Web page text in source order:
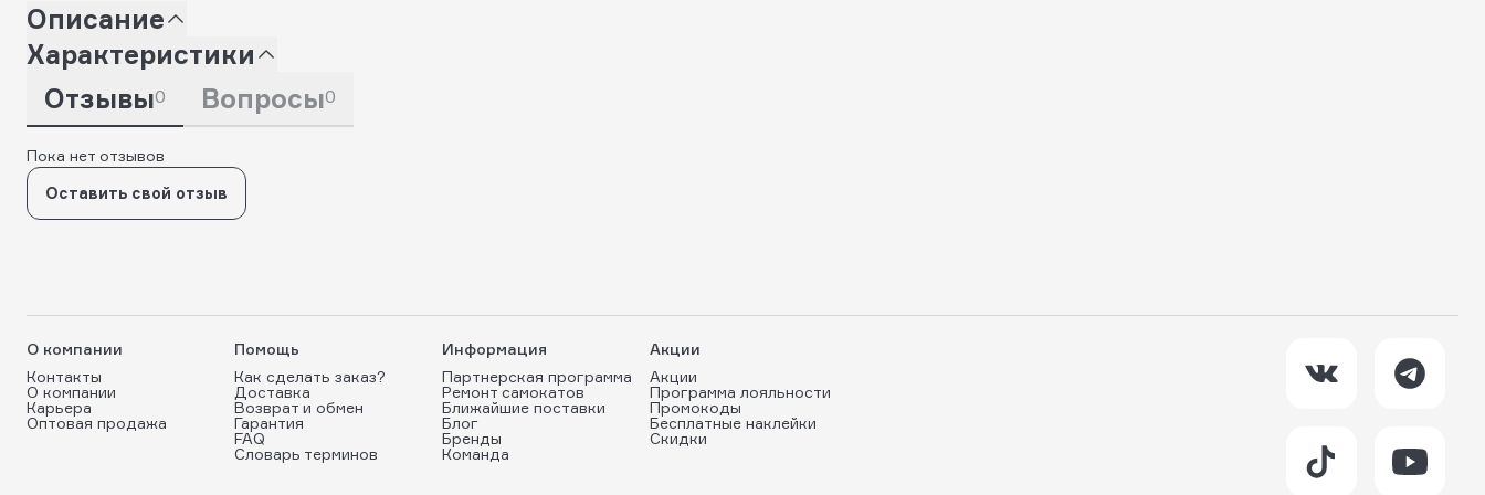
Описание
Характеристики
Отзывы0 Вопросы0
Пока нет отзывов
Оставить свой отзыв
О компании
Контакты
О компании
Карьера
Оптовая продажа
Помощь
Как сделать заказ?
Доставка
Возврат и обмен
Гарантия
FAQ
Словарь терминов
Информация
Партнерская программа
Ремонт самокатов
Ближайшие поставки
Блог
Бренды
Команда
Акции
Акции
Программа лояльности
Промокоды
Бесплатные наклейки
Скидки